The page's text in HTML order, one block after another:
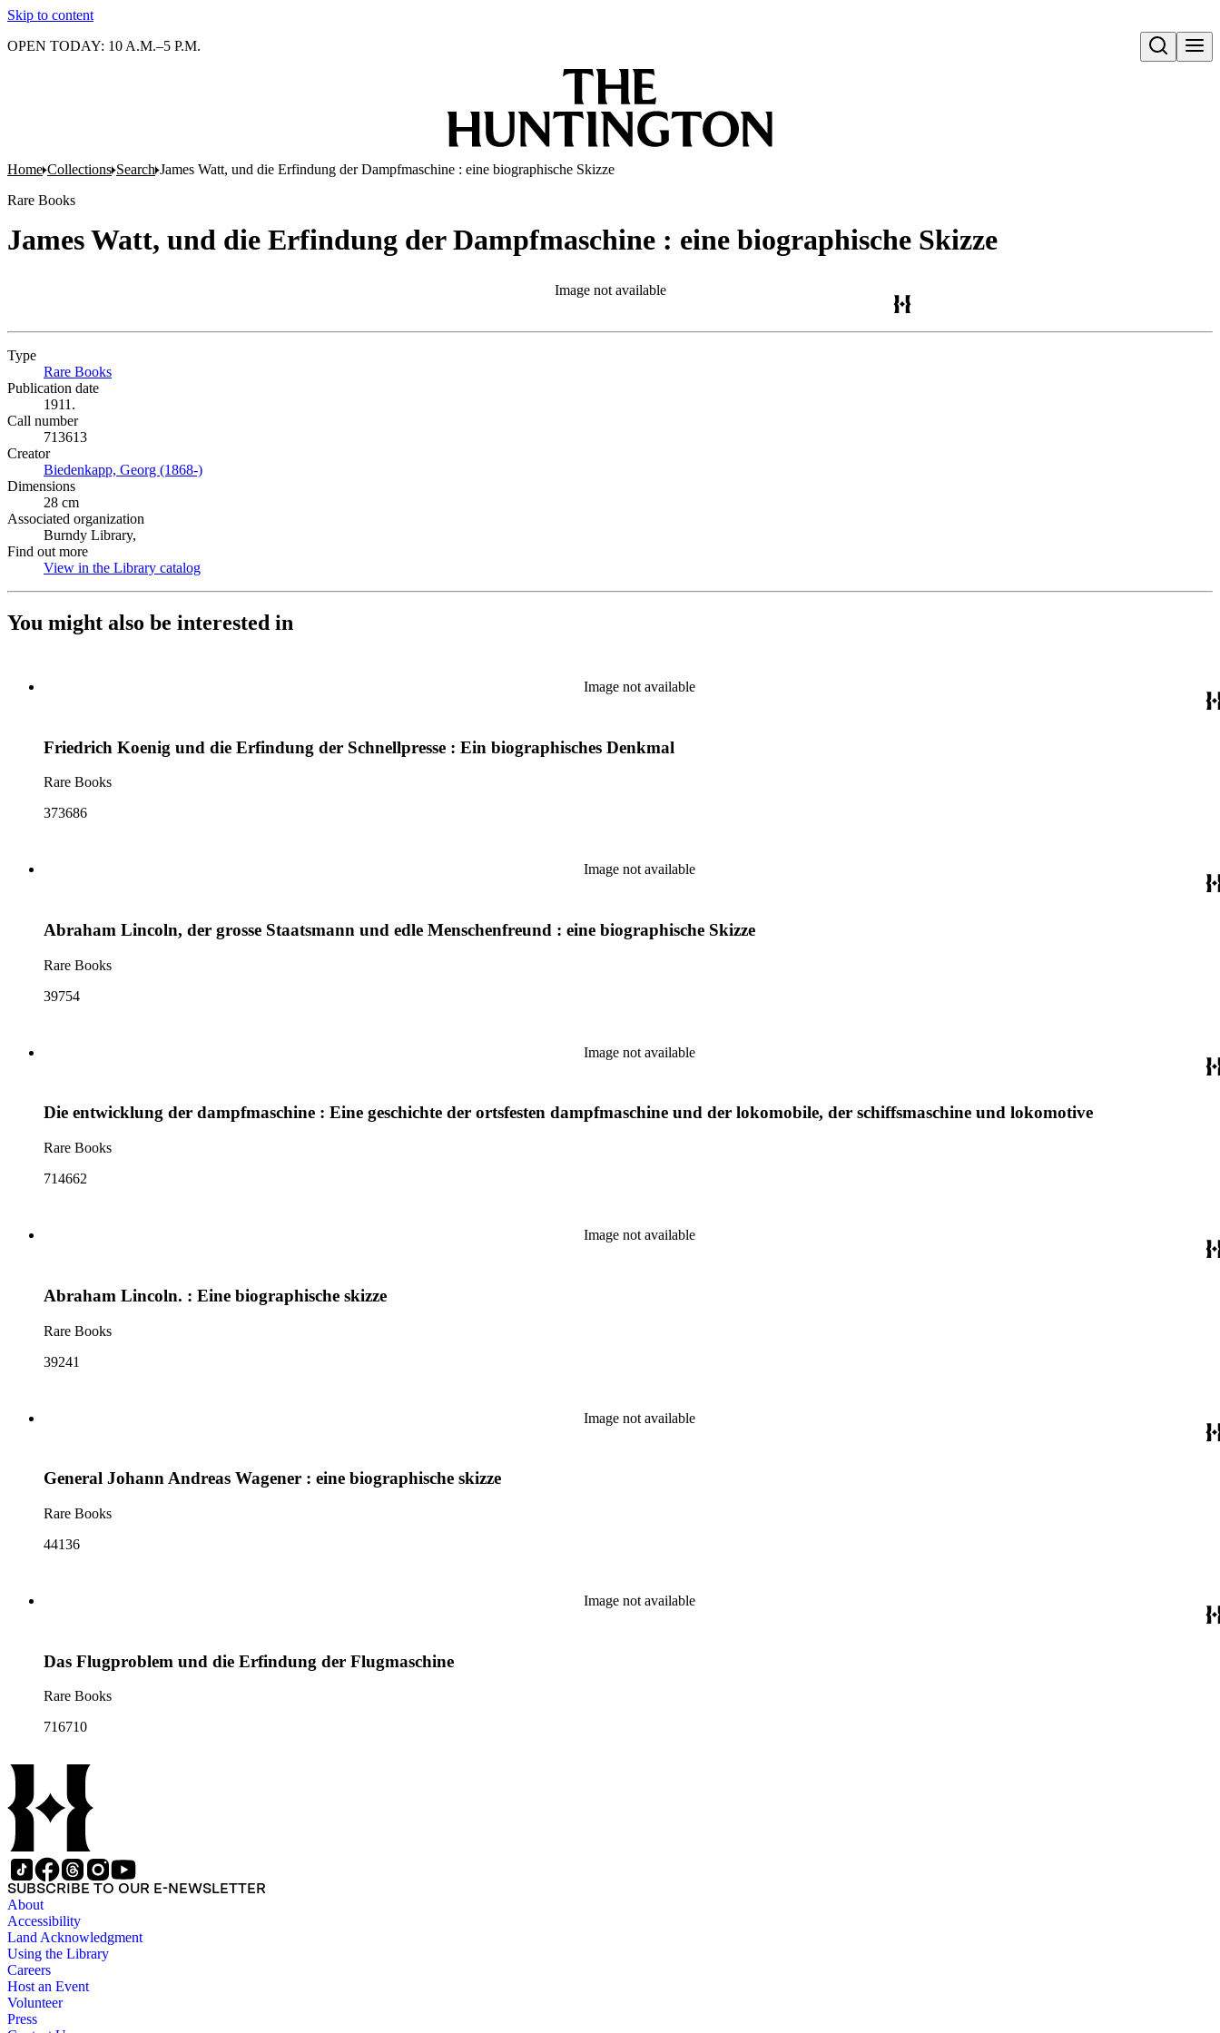
Skip to content
Open search
OPEN TODAY: 10 A.M.–5 P.M.
Home Collections Search James Watt, und die Erfindung der Dampfmaschine : eine biographische Skizze
Rare Books
James Watt, und die Erfindung der Dampfmaschine : eine biographische Skizze
Image not available
Type
Rare Books
Publication date
1911.
Call number
713613
Creator
Biedenkapp, Georg (1868-)
Dimensions
28 cm
Associated organization
Burndy Library,
Find out more
View in the Library catalog
You might also be interested in
Image not available
Friedrich Koenig und die Erfindung der Schnellpresse : Ein biographisches Denkmal
Rare Books
373686
Image not available
Abraham Lincoln, der grosse Staatsmann und edle Menschenfreund : eine biographische Skizze
Rare Books
39754
Image not available
Die entwicklung der dampfmaschine : Eine geschichte der ortsfesten dampfmaschine und der lokomobile, der schiffsmaschine und lokomotive
Rare Books
714662
Image not available
Abraham Lincoln. : Eine biographische skizze
Rare Books
39241
Image not available
General Johann Andreas Wagener : eine biographische skizze
Rare Books
44136
Image not available
Das Flugproblem und die Erfindung der Flugmaschine
Rare Books
716710
SUBSCRIBE TO OUR E-NEWSLETTER
About
Accessibility
Land Acknowledgment
Using the Library
Careers
Host an Event
Volunteer
Press